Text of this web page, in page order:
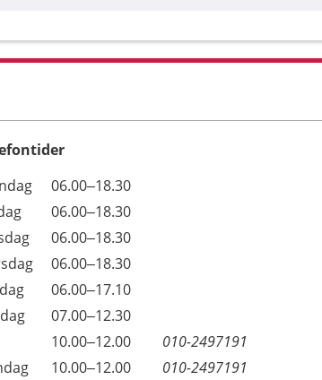
06.00–18.30
06.00–18.30
06.00–18.30
06.00–18.30
06.00–17.10
07.00–12.30
10.00–12.00
010-2497191
10.00–12.00 010-2497191